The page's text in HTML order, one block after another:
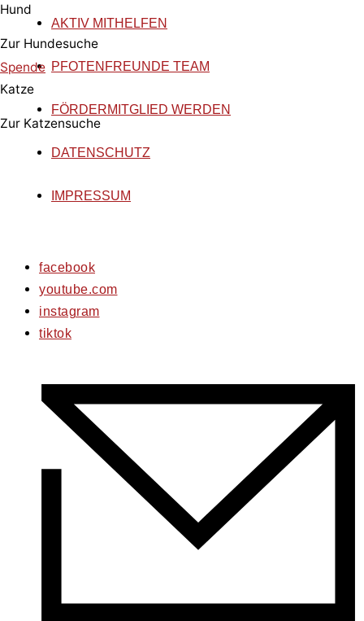
Hund
Zur Hundesuche
Spende
Katze
Zur Katzensuche
AKTIV MITHELFEN
PFOTENFREUNDE TEAM
FÖRDERMITGLIED WERDEN
DATENSCHUTZ
IMPRESSUM
facebook
youtube.com
instagram
tiktok